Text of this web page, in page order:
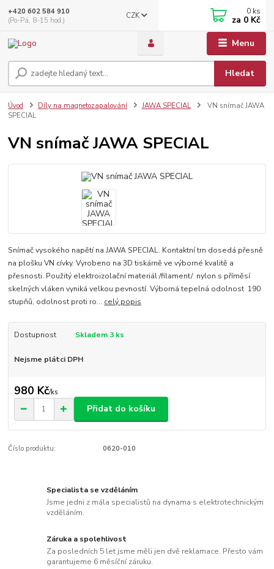
Menu
CZK
Hledat
+420 602 584 910
(Po-Pá, 8-15 hod.)
0 ks
za 0 Kč
Úvod Díly na magnetozapalování JAWA SPECIAL
VN snímač JAWA
SPECIAL
VN snímač JAWA SPECIAL
Snímač vysokého napětí na JAWA SPECIAL. Kontaktní trn dosedá přesně
na plošku VN cívky. Vyrobeno na 3D tiskárně ve výborné kvalitě a
přesnosti. Použitý elektroizolační materiál /filament/ nylon s příměsí
skelných vláken vyniká velkou pevností. Výborná tepelná odolnost 190
stupňů, odolnost proti ro... celý popis
Dostupnost Skladem 3 ks
Nejsme plátci DPH
980 Kč/ks
Přidat do košíku
Číslo produktu: 0620-010
Specialista se vzděláním
Jsme jedni z mála specialistů na dynama s elektrotechnickým
vzděláním.
Záruka a spolehlivost
Za posledních 5 let jsme měli jen dvě reklamace. Přesto vám
garantujeme 6 měsíční záruku.